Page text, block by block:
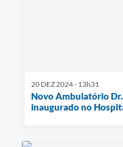
20 DEZ 2024 - 13h31
Novo Ambulatório
inaugurado no